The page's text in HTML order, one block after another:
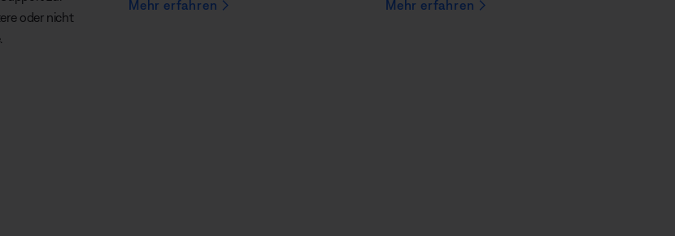
oder nicht
Mehr erfahren Mehr erfahren